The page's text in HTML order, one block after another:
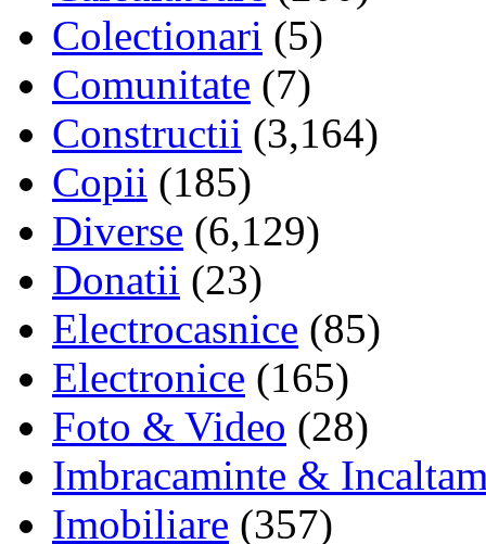
Colectionari (5)
Comunitate (7)
Constructii (3,164)
Copii (185)
Diverse (6,129)
Donatii (23)
Electrocasnice (85)
Electronice (165)
Foto & Video (28)
Imbracaminte &
Imobiliare (357)